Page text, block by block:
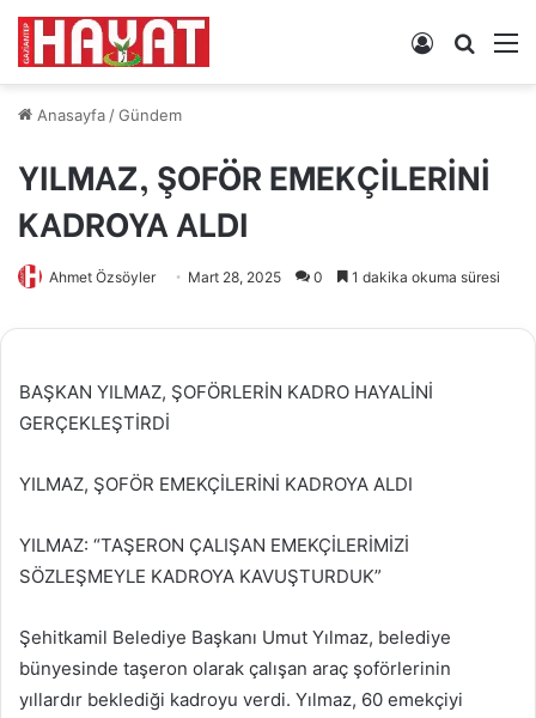
Arama
Kayıt
Anasayfa/Gündem
YILMAZ, ŞOFÖR EMEKÇİLERİNİ
KADROYA ALDI
Ahmet Özsöyler Mart 28, 2025 0 1 dakika okuma süresi
BAŞKAN YILMAZ, ŞOFÖRLERİN KADRO HAYALİNİ
GERÇEKLEŞTİRDİ
YILMAZ, ŞOFÖR EMEKÇİLERİNİ KADROYA ALDI
YILMAZ: “TAŞERON ÇALIŞAN EMEKÇİLERİMİZİ
SÖZLEŞMEYLE KADROYA KAVUŞTURDUK”
Şehitkamil Belediye Başkanı Umut Yılmaz, belediye
bünyesinde taşeron olarak çalışan araç şoförlerinin
yıllardır beklediği kadroyu verdi. Yılmaz, 60 emekçiyi